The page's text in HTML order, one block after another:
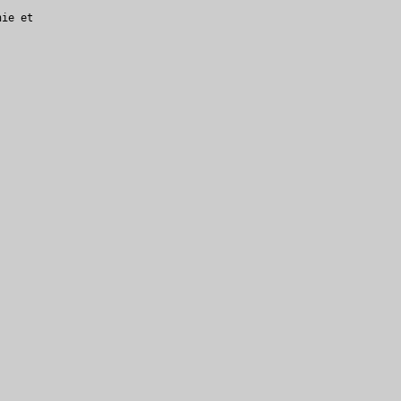
et